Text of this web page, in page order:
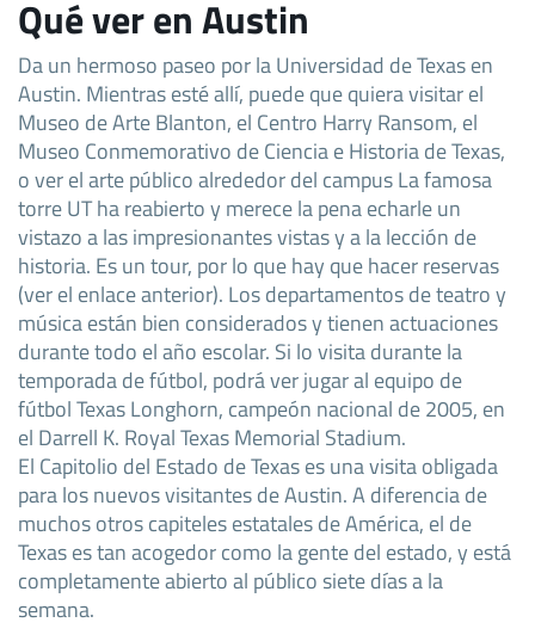
Qué ver en Austin
Da un hermoso paseo por la Universidad de Texas en
Austin. Mientras esté allí, puede que quiera visitar el
Museo de Arte Blanton, el Centro Harry Ransom, el
Museo Conmemorativo de Ciencia e Historia de Texas,
o ver el arte público alrededor del campus La famosa
torre UT ha reabierto y merece la pena echarle un
vistazo a las impresionantes vistas y a la lección de
historia. Es un tour, por lo que hay que hacer reservas
(ver el enlace anterior). Los departamentos de teatro y
música están bien considerados y tienen actuaciones
durante todo el año escolar. Si lo visita durante la
temporada de fútbol, podrá ver jugar al equipo de
fútbol Texas Longhorn, campeón nacional de 2005, en
el Darrell K. Royal Texas Memorial Stadium.
El Capitolio del Estado de Texas es una visita obligada
para los nuevos visitantes de Austin. A diferencia de
muchos otros capiteles estatales de América, el de
Texas es tan acogedor como la gente del estado, y está
completamente abierto al público siete días a la
semana.